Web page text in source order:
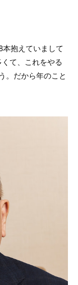
抱えていまして
て、これをやる
。だから年のこと